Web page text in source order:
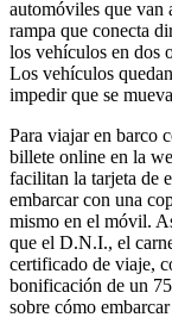
automóviles que van
rampa que conecta
los vehículos en dos
Los vehículos
impedir que se
Para viajar en barco
billete online en la
facilitan la tarjeta de
embarcar con una
mismo en el móvil.
que el D.N.I., el
certificado de viaje,
bonificación de un
sobre cómo